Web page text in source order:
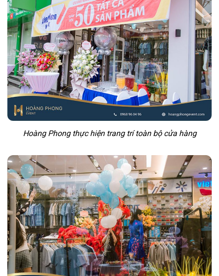
Hoàng Phong thực hiện trang trí toàn bộ cửa hàng